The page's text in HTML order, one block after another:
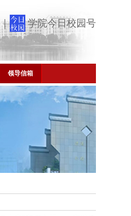
｜ 学院今日校园号
领导信箱